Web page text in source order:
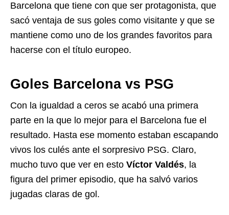
Barcelona que tiene con que ser protagonista, que
sacó ventaja de sus goles como visitante y que se
mantiene como uno de los grandes favoritos para
hacerse con el título europeo.
Goles Barcelona vs PSG
Con la igualdad a ceros se acabó una primera
parte en la que lo mejor para el Barcelona fue el
resultado. Hasta ese momento estaban escapando
vivos los culés ante el sorpresivo PSG. Claro,
mucho tuvo que ver en esto Víctor Valdés, la
figura del primer episodio, que ha salvó varios
jugadas claras de gol.